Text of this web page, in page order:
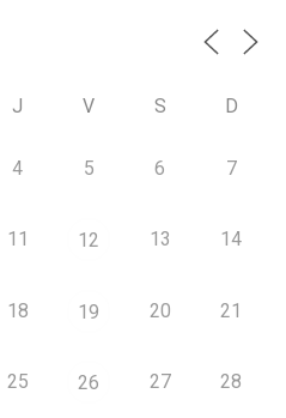
J V S D
4 5 6 7
11 12 13 14
18 19 20 21
25 26 27 28